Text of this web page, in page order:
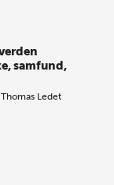
samfund,
Thomas Ledet